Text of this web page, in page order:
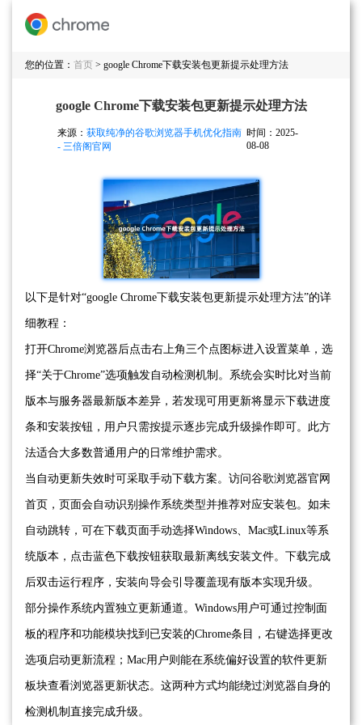
您的位置： 首页 > google Chrome下载安装包更新提示处理方法
google Chrome下载安装包更新提示处理方法
来源： 获取纯净的谷歌浏览器手机优化指南
- 三倍阁官网
时间：2025-
08-08
以下是针对“google Chrome下载安装包更新提示处理方法”的详
细教程：
打开Chrome浏览器后点击右上角三个点图标进入设置菜单，选
择“关于Chrome”选项触发自动检测机制。系统会实时比对当前
版本与服务器最新版本差异，若发现可用更新将显示下载进度
条和安装按钮，用户只需按提示逐步完成升级操作即可。此方
法适合大多数普通用户的日常维护需求。
当自动更新失效时可采取手动下载方案。访问谷歌浏览器官网
首页，页面会自动识别操作系统类型并推荐对应安装包。如未
自动跳转，可在下载页面手动选择Windows、Mac或Linux等系
统版本，点击蓝色下载按钮获取最新离线安装文件。下载完成
后双击运行程序，安装向导会引导覆盖现有版本实现升级。
部分操作系统内置独立更新通道。Windows用户可通过控制面
板的程序和功能模块找到已安装的Chrome条目，右键选择更改
选项启动更新流程；Mac用户则能在系统偏好设置的软件更新
板块查看浏览器更新状态。这两种方式均能绕过浏览器自身的
检测机制直接完成升级。